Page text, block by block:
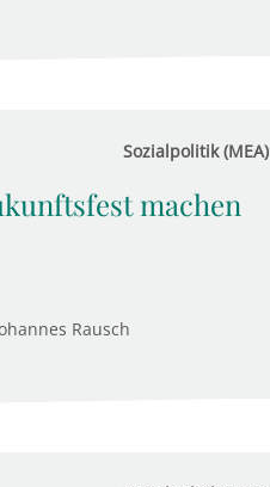
Sozialpolitik (MEA)
machen
Rausch